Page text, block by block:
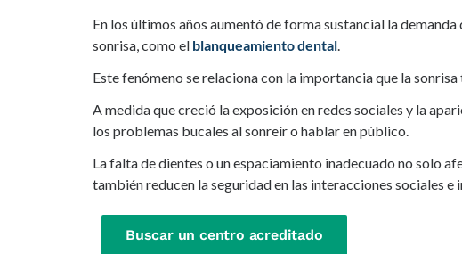
En los últimos años aumentó de forma sustancial la
sonrisa, como el blanqueamiento dental.
Este fenómeno se relaciona con la importancia que la
A medida que creció la exposición en redes sociales y la
los problemas bucales al sonreír o hablar en público.
La falta de dientes o un espaciamiento inadecuado no solo
también reducen la seguridad en las interacciones sociales e
Buscar un centro acreditado